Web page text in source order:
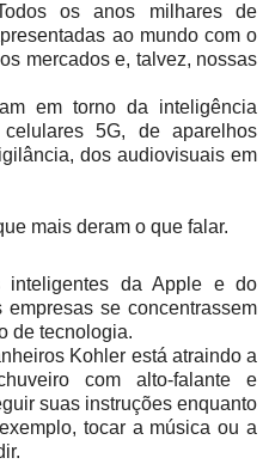
os anos milhares de
ao mundo com o
mercados e, talvez, nossas
em torno da inteligência
5G, de aparelhos
dos audiovisuais em
mais deram o que falar.
inteligentes da Apple e do
se concentrassem
de tecnologia.
Kohler está atraindo a
com alto-falante e
suas instruções enquanto
tocar a música ou a